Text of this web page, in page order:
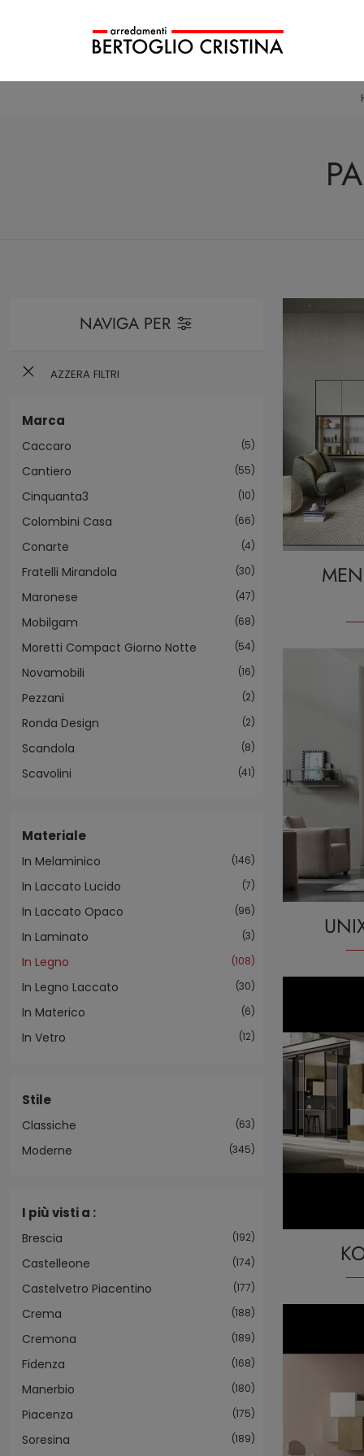
NAVIGA PER
AZZERA FILTRI
Marca
Caccaro 5
Cantiero 55
Cinquanta3 10
Colombini Casa 66
Conarte 4
Fratelli Mirandola 30
Maronese 47
Mobilgam 68
Moretti Compact Giorno Notte 54
Novamobili 16
Pezzani 2
Ronda Design 2
Scandola 8
Scavolini 41
Materiale
In Melaminico 146
In Laccato Lucido 7
In Laccato Opaco 96
In Laminato 3
In Legno 108
In Legno Laccato 30
In Materico 6
In Vetro 12
Stile
Classiche 63
Moderne 345
I più visti a :
Brescia 192
Castelleone 174
Castelvetro Piacentino 177
Crema 188
Cremona 189
Fidenza 168
Manerbio 180
Piacenza 175
Soresina 189